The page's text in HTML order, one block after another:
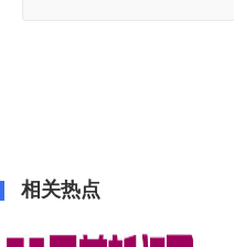
相关热点